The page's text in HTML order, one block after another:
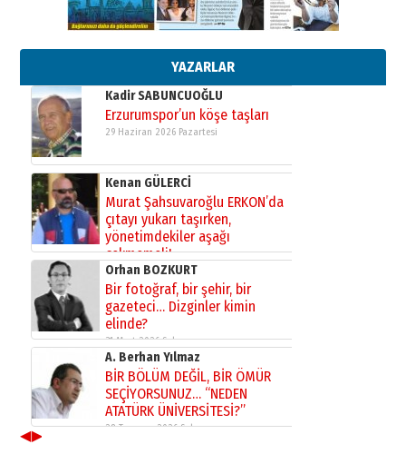
YAZARLAR
Esat BİNDESEN
Başkan Sekmen’den Erzurum’a
bir vizyon proje daha!
02 Ağustos 2026 Pazar
Kadir SABUNCUOĞLU
Erzurumspor’un köşe taşları
29 Haziran 2026 Pazartesi
Kenan GÜLERCİ
Murat Şahsuvaroğlu ERKON’da
çıtayı yukarı taşırken,
yönetimdekiler aşağı
çekmemeli!
17 Şubat 2026 SalıOrhan BOZKURT
Bir fotoğraf, bir şehir, bir
gazeteci… Dizginler kimin
elinde?
31 Mart 2026 Salı
A. Berhan Yılmaz
BİR BÖLÜM DEĞİL, BİR ÖMÜR
SEÇİYORSUNUZ… “NEDEN
ATATÜRK ÜNİVERSİTESİ?”
28 Temmuz 2026 Salı
◀▶